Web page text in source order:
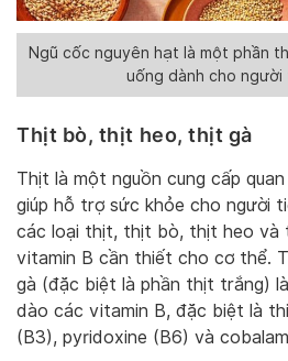
Ngũ cốc nguyên hạt là một phần
uống dành cho người
Thịt bò, thịt heo, thịt gà
Thịt là một nguồn cung cấp
giúp hỗ trợ sức khỏe cho người
các loại thịt, thịt bò, thịt heo và
vitamin B cần thiết cho cơ thể.
gà (đặc biệt là phần thịt trắng)
dào các vitamin B, đặc biệt là
(B3), pyridoxine (B6) và